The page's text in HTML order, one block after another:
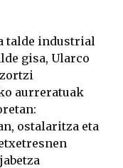
talde industrial
gisa, Ularco
aurreratuak
ostalaritza eta